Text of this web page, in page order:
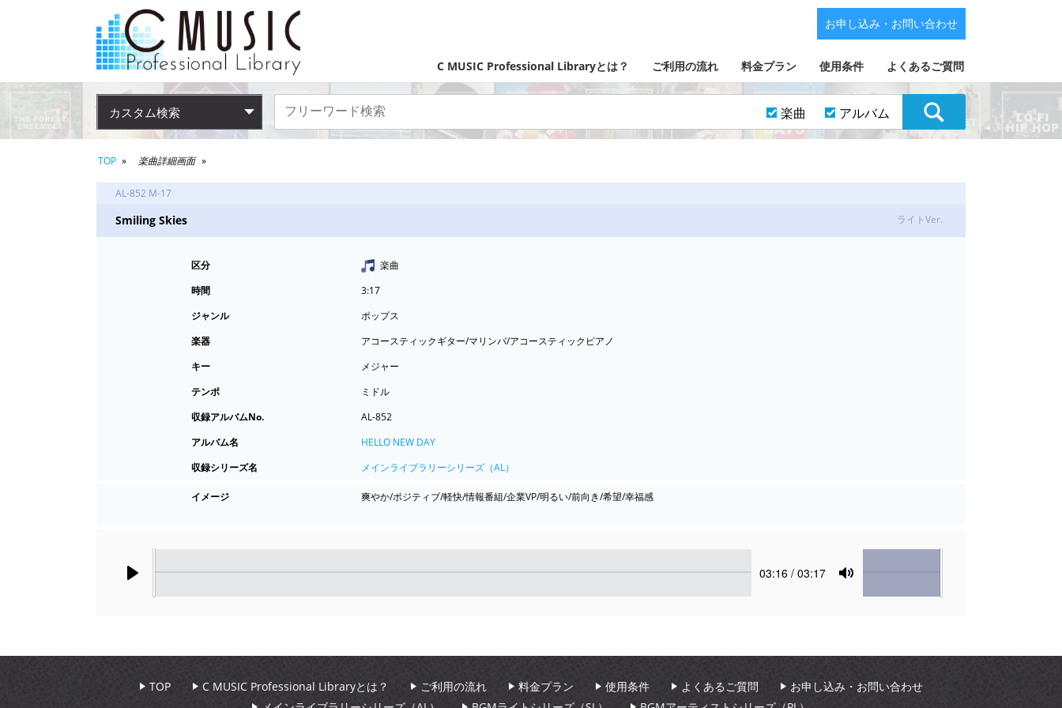
C MUSIC Professional Libraryとは？ ご利用の流れ 料金プラン 使用条件 よくあるご質問
お申し込み・お問い合わせ
カスタム検索 楽曲 アルバム
TOP 楽曲詳細画面
AL-852 M-17
Smiling Skies ライトVer.
区分
楽曲
時間
3:17
ジャンル
ポップス
楽器
アコースティックギター/マリンバ/アコースティックピアノ
キー
メジャー
テンポ
ミドル
収録アルバムNo.
AL-852
アルバム名
HELLO NEW DAY
収録シリーズ名
メインライブラリーシリーズ（AL）
イメージ 爽やか/ポジティブ/軽快/情報番組/企業VP/明るい/前向き/希望/幸福感
Current
03:16 / 03:17
Mute
Volume
TOP C MUSIC Professional Libraryとは？ ご利用の流れ 料金プラン 使用条件 よくあるご質問
お申し込み・お問い合わせ